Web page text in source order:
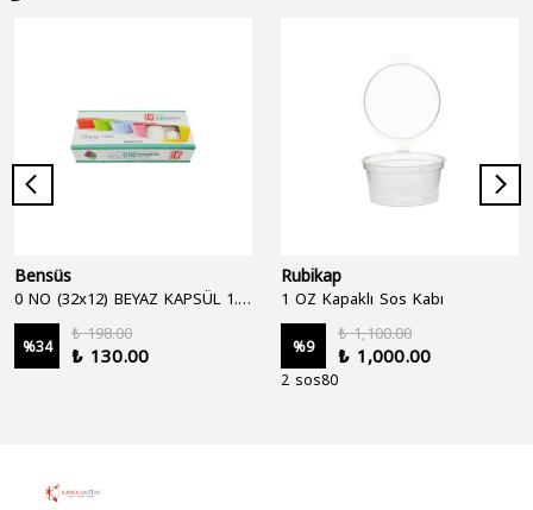
Bensüs
%34
₺ 198.00
₺ 130.00
Rubikap
1 OZ Kapaklı Sos Kabı
%9
₺ 1,100.00
₺ 1,000.00
2 sos80